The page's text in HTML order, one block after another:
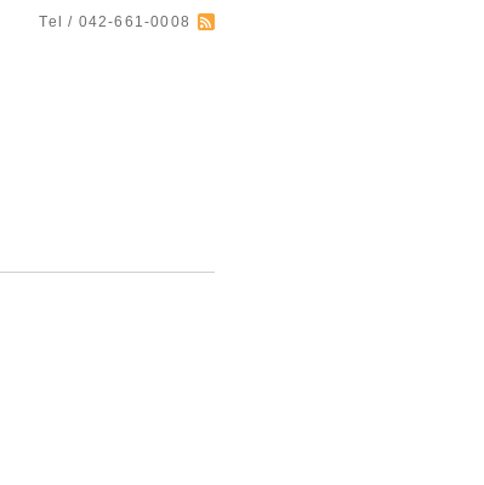
Tel / 042-661-0008